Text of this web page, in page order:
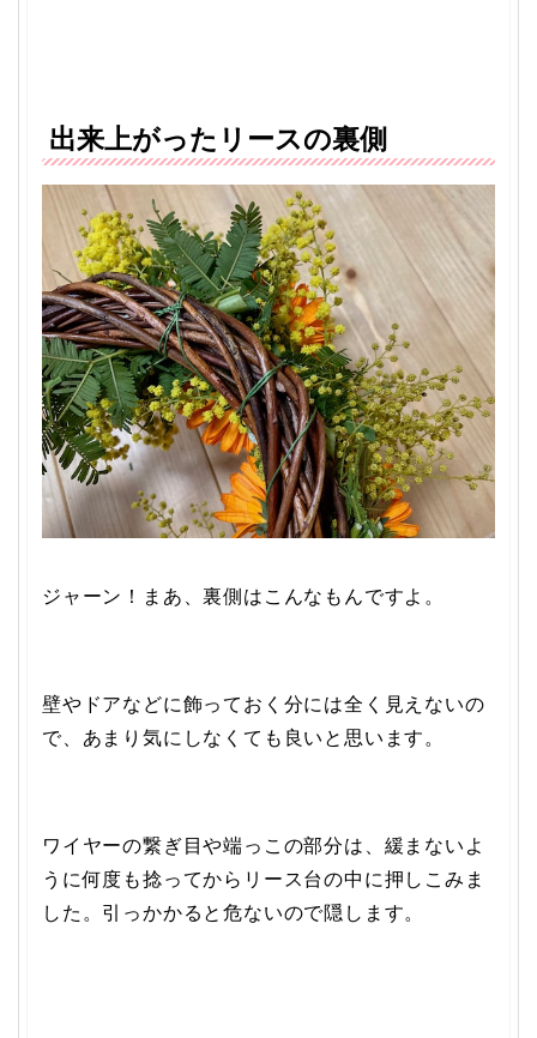
出来上がったリースの裏側
ジャーン！まあ、裏側はこんなもんですよ。
壁やドアなどに飾っておく分には全く見えないの
で、あまり気にしなくても良いと思います。
ワイヤーの繋ぎ目や端っこの部分は、緩まないよ
うに何度も捻ってからリース台の中に押しこみま
した。引っかかると危ないので隠します。